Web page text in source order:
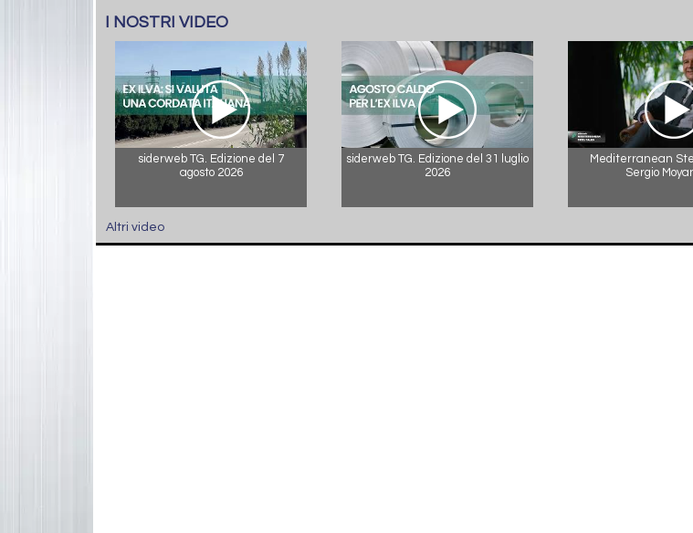
I NOSTRI VIDEO
siderweb TG. Edizione del 7
agosto 2026
siderweb TG. Edizione del 31 luglio
2026
Mediterranean
Sergio
Altri video